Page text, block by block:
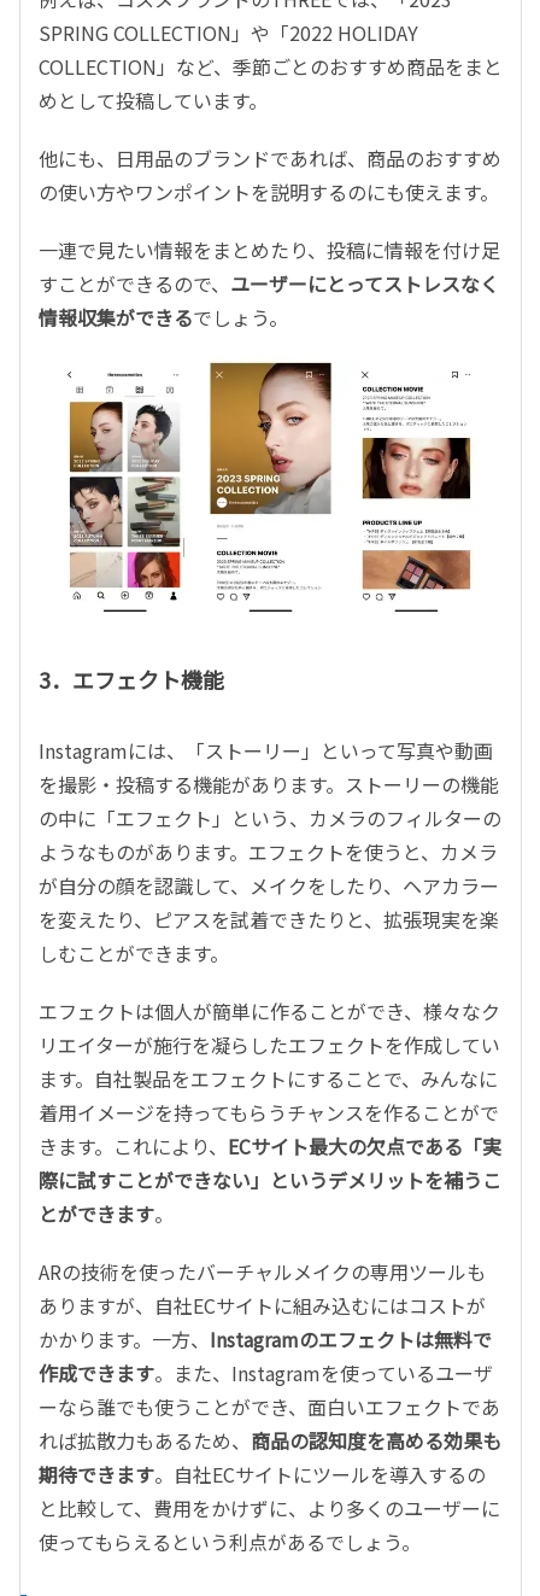
SPRING COLLECTION」や「2022 HOLIDAY
COLLECTION」など、季節ごとのおすすめ商品をまと
めとして投稿しています。
他にも、日用品のブランドであれば、商品のおすすめ
の使い方やワンポイントを説明するのにも使えます。
一連で見たい情報をまとめたり、投稿に情報を付け足
すことができるので、 ユーザーにとってストレスなく
情報収集ができるでしょう。
3．エフェクト機能
Instagramには、「ストーリー」といって写真や動画
を撮影・投稿する機能があります。ストーリーの機能
の中に「エフェクト」という、カメラのフィルターの
ようなものがあります。エフェクトを使うと、カメラ
が自分の顔を認識して、メイクをしたり、ヘアカラー
を変えたり、ピアスを試着できたりと、拡張現実を楽
しむことができます。
エフェクトは個人が簡単に作ることができ、様々なク
リエイターが施行を凝らしたエフェクトを作成してい
ます。自社製品をエフェクトにすることで、みんなに
着用イメージを持ってもらうチャンスを作ることがで
きます。これにより、 ECサイト最大の欠点である「実
際に試すことができない」というデメリットを補うこ
とができます。
ARの技術を使ったバーチャルメイクの専用ツールも
ありますが、自社ECサイトに組み込むにはコストが
かかります。一方、 Instagramのエフェクトは無料で
作成できます。また、Instagramを使っているユーザ
ーなら誰でも使うことができ、面白いエフェクトであ
れば拡散力もあるため、 商品の認知度を高める効果も
期待できます。自社ECサイトにツールを導入するの
と比較して、費用をかけずに、より多くのユーザーに
使ってもらえるという利点があるでしょう。